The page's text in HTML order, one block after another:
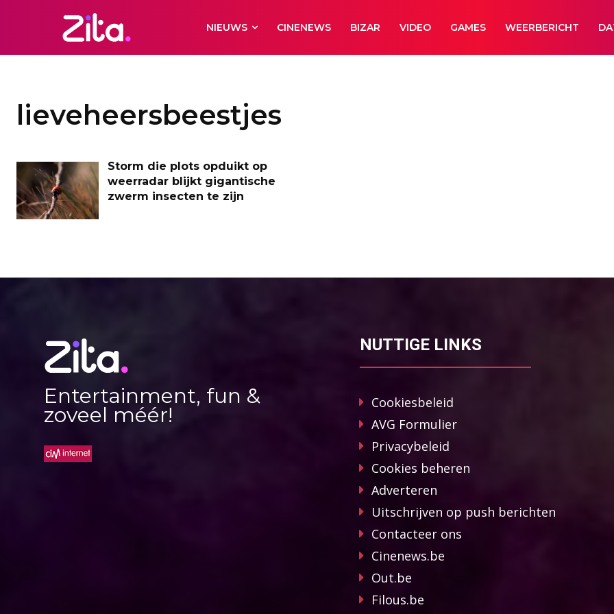
NIEUWS CINENEWS BIZAR VIDEO GAMES WEERBERICHT
lieveheersbeestjes
Storm die plots opduikt op
weerradar blijkt gigantische
zwerm insecten te zijn
Entertainment, fun &
zoveel méér!
NUTTIGE LINKS
Cookiesbeleid
AVG Formulier
Privacybeleid
Cookies beheren
Adverteren
Uitschrijven op push berichten
Contacteer ons
Cinenews.be
Out.be
Filous.be